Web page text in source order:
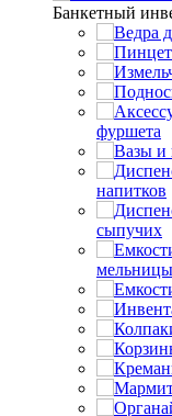
Банкетный
фуршета
напитков
сыпучих